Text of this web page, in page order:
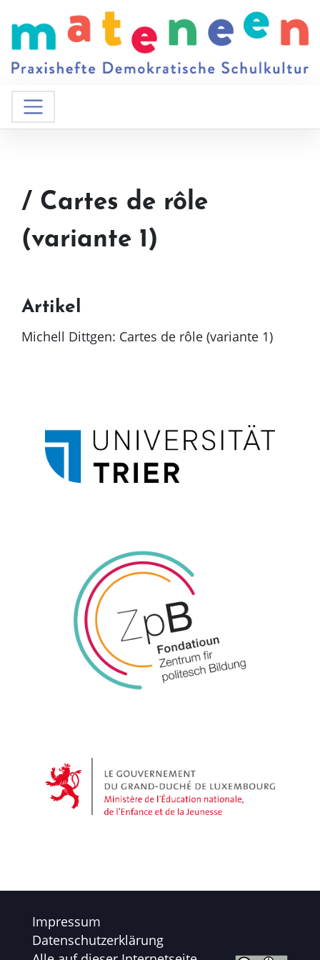
/ Cartes de rôle
(variante 1)
Artikel
Michell Dittgen: Cartes de rôle (variante 1)
Impressum
Datenschutzerklärung